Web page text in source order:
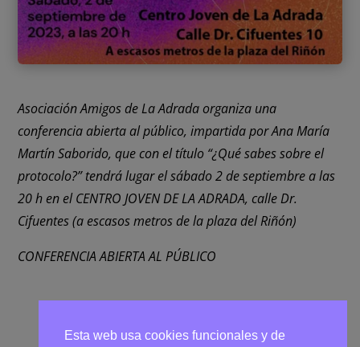
Asociación Amigos de La Adrada organiza una
conferencia abierta al público, impartida por Ana María
Martín Saborido, que con el título “¿Qué sabes sobre el
protocolo?” tendrá lugar el sábado 2 de septiembre a las
20 h en el CENTRO JOVEN DE LA ADRADA, calle Dr.
Cifuentes (a escasos metros de la plaza del Riñón)
CONFERENCIA ABIERTA AL PÚBLICO
Esta web usa cookies funcionales y de